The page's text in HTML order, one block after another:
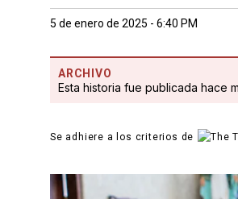
5 de enero de 2025 - 6:40 PM
ARCHIVO
Esta historia fue publicada hace
Se adhiere a los criterios de